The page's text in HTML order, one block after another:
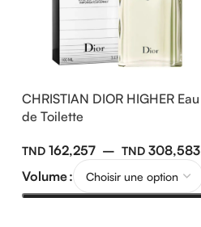
CHRISTIAN DIOR HIGHER Eau
de Toilette
162,257 – 308,583
Volume